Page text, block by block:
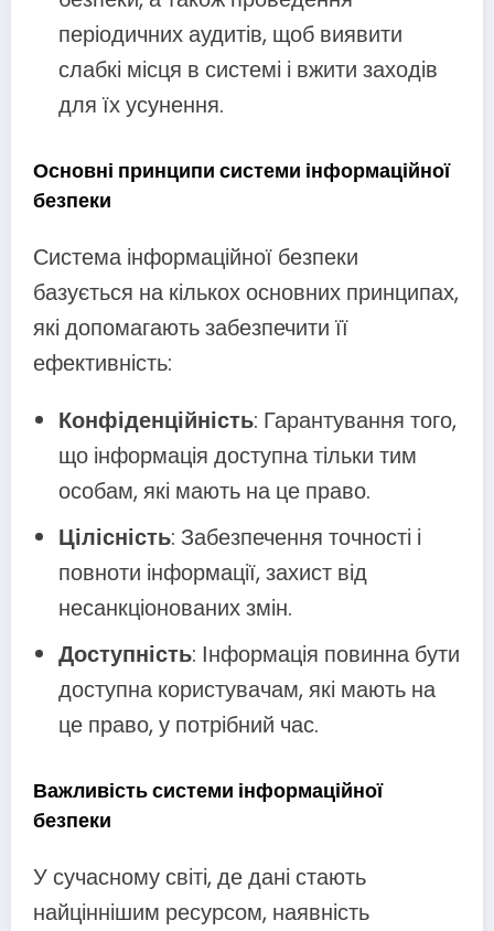
періодичних аудитів, щоб виявити
слабкі місця в системі і вжити заходів
для їх усунення.
Основні принципи системи інформаційної
безпеки
Система інформаційної безпеки
базується на кількох основних принципах,
які допомагають забезпечити її
ефективність:
Конфіденційність: Гарантування того,
що інформація доступна тільки тим
особам, які мають на це право.
Цілісність: Забезпечення точності і
повноти інформації, захист від
несанкціонованих змін.
Доступність: Інформація повинна бути
доступна користувачам, які мають на
це право, у потрібний час.
Важливість системи інформаційної
безпеки
У сучасному світі, де дані стають
найціннішим ресурсом, наявність